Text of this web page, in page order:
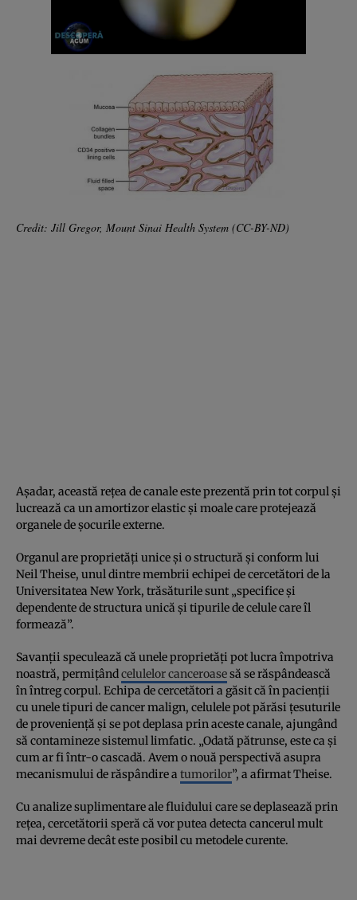
Credit: Jill Gregor, Mount Sinai Health System (CC-BY-ND)
Aşadar, această reţea de canale este prezentă prin tot corpul şi
lucrează ca un amortizor elastic şi moale care protejează
organele de şocurile externe.
Organul are proprietăţi unice şi o structură şi conform lui
Neil Theise, unul dintre membrii echipei de cercetători de la
Universitatea New York, trăsăturile sunt „specifice şi
dependente de structura unică şi tipurile de celule care îl
formează”.
Savanţii speculează că unele proprietăţi pot lucra împotriva
noastră, permiţând celulelor canceroasesă se răspândească
în întreg corpul. Echipa de cercetători a găsit că în pacienţii
cu unele tipuri de cancer malign, celulele pot părăsi ţesuturile
de provenienţă şi se pot deplasa prin aceste canale, ajungând
să contamineze sistemul limfatic. „Odată pătrunse, este ca şi
cum ar fi într-o cascadă. Avem o nouă perspectivă asupra
mecanismului de răspândire a tumorilor”, a afirmat Theise.
Cu analize suplimentare ale fluidului care se deplasează prin
reţea, cercetătorii speră că vor putea detecta cancerul mult
mai devreme decât este posibil cu metodele curente.